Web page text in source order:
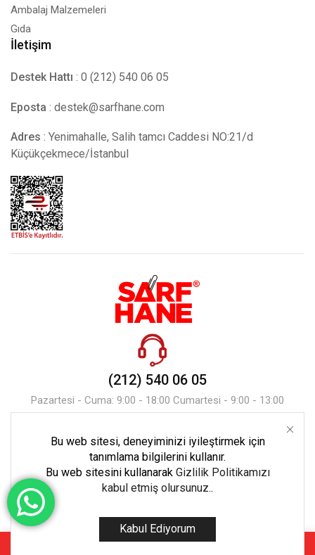
Ambalaj Malzemeleri
Gıda
İletişim
Destek Hattı : 0 (212) 540 06 05
Eposta : destek@sarfhane.com
Adres : Yenimahalle, Salih tamcı Caddesi NO:21/d
Küçükçekmece/İstanbul
(212) 540 06 05
Pazartesi - Cuma: 9:00 - 18:00 Cumartesi - 9:00 - 13:00
Mesaj Gönder
Copyright © 2023 Tüm Hakları Ekoset Bilişim’e Aittir.
Bu web sitesi, deneyiminizi iyileştirmek için
tanımlama bilgilerini kullanır.
Bu web sitesini kullanarak Gizlilik Politikamızı
kabul etmiş olursunuz..
Kabul Ediyorum